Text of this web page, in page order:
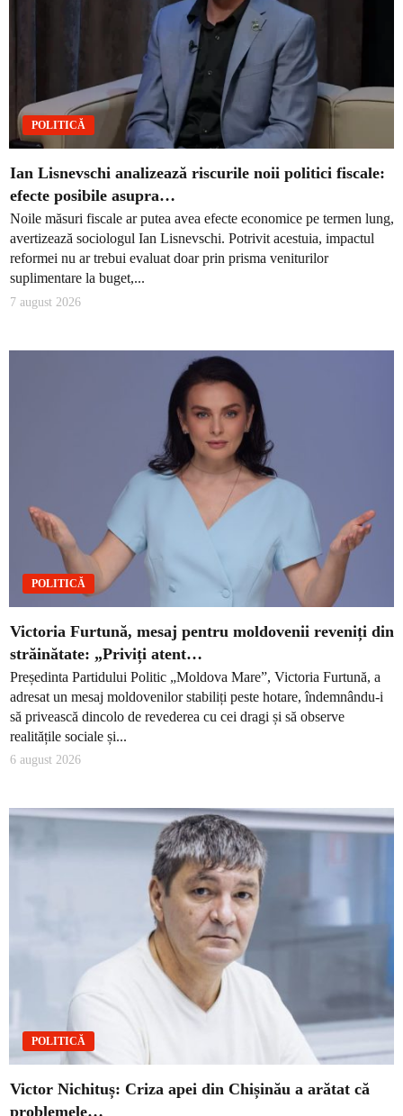
POLITICĂ
Ian Lisnevschi analizează riscurile noii politici fiscale:
efecte posibile asupra…
Noile măsuri fiscale ar putea avea efecte economice pe termen lung,
avertizează sociologul Ian Lisnevschi. Potrivit acestuia, impactul
reformei nu ar trebui evaluat doar prin prisma veniturilor
suplimentare la buget,...
7 august 2026
POLITICĂ
Victoria Furtună, mesaj pentru moldovenii reveniți din
străinătate: „Priviți atent…
Președinta Partidului Politic „Moldova Mare”, Victoria Furtună, a
adresat un mesaj moldovenilor stabiliți peste hotare, îndemnându-i
să privească dincolo de revederea cu cei dragi și să observe
realitățile sociale și...
6 august 2026
POLITICĂ
Victor Nichituș: Criza apei din Chișinău a arătat că
problemele…